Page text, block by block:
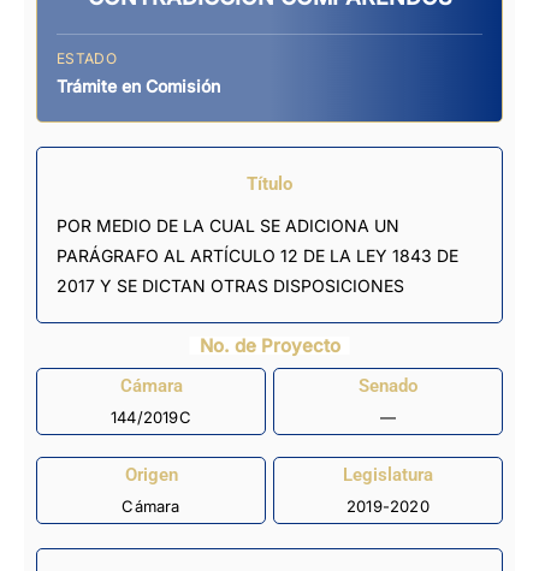
ESTADO
Trámite en Comisión
Título
POR MEDIO DE LA CUAL SE ADICIONA UN
PARÁGRAFO AL ARTÍCULO 12 DE LA LEY 1843 DE
2017 Y SE DICTAN OTRAS DISPOSICIONES
No. de Proyecto
Cámara
144/2019C
Senado
—
Origen
Cámara
Legislatura
2019-2020